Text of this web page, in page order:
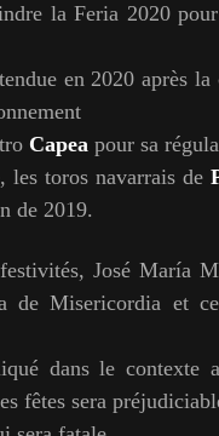
la Feria 2020
en 2020 après
Capea pour sa
toros navarrais de
de 2019.
José María
de Misericordia et
dans le contexte
fêtes sera